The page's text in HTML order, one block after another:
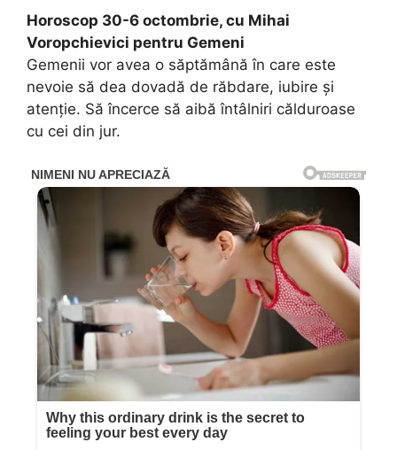
Horoscop 30-6 octombrie, cu Mihai
Voropchievici pentru Gemeni
Gemenii vor avea o săptămână în care este
nevoie să dea dovadă de răbdare, iubire şi
atenţie. Să încerce să aibă întâlniri călduroase
cu cei din jur.